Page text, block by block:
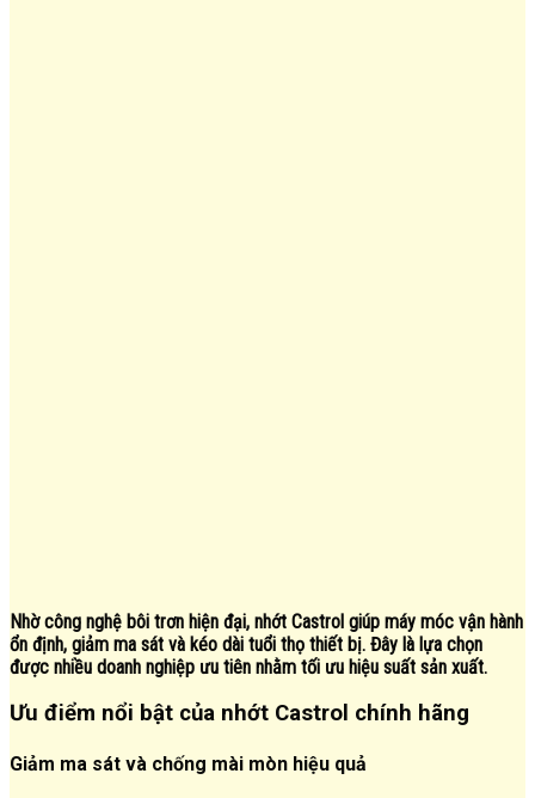
Nhờ công nghệ bôi trơn hiện đại, nhớt Castrol giúp máy móc vận hành
ổn định, giảm ma sát và kéo dài tuổi thọ thiết bị. Đây là lựa chọn
được nhiều doanh nghiệp ưu tiên nhằm tối ưu hiệu suất sản xuất.
Ưu điểm nổi bật của nhớt Castrol chính hãng
Giảm ma sát và chống mài mòn hiệu quả